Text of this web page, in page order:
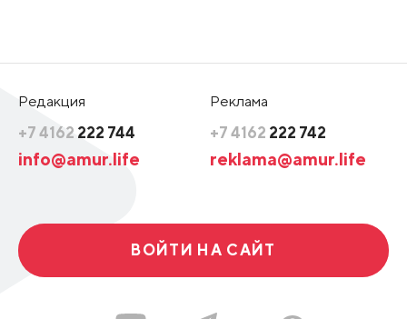
Редакция
+7 4162 222 744
info@amur.life
Реклама
+7 4162 222 742
reklama@amur.life
ВОЙТИ НА САЙТ